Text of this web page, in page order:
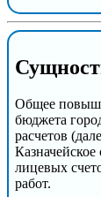
Общее
бюджета
расчетов
лицевых
работ.